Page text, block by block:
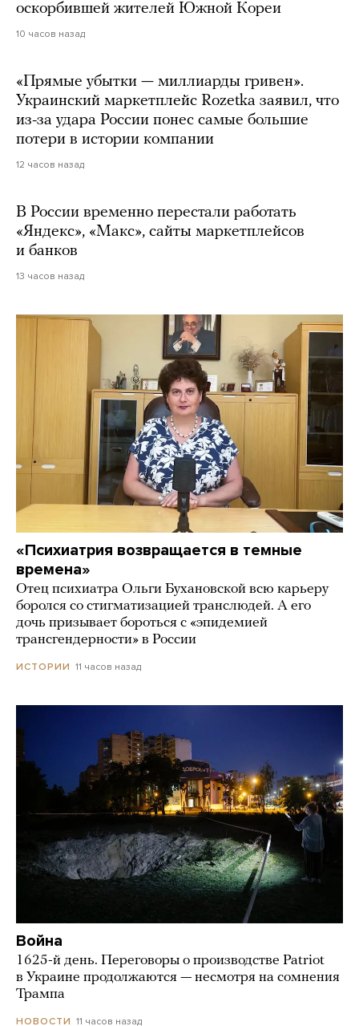
оскорбившей жителей Южной Кореи
10 часов назад
«Прямые убытки — миллиарды гривен».
Украинский маркетплейс Rozetka заявил, что
из-за удара России понес самые большие
потери в истории компании
12 часов назад
В России временно перестали работать
«Яндекс», «Макс», сайты маркетплейсов
и банков
13 часов назад
«Психиатрия возвращается в темные
времена»
Отец психиатра Ольги Бухановской всю карьеру
боролся со стигматизацией транслюдей. А его
дочь призывает бороться с «эпидемией
трансгендерности» в России
ИСТОРИИ 11 часов назад
Война
1625-й день. Переговоры о производстве Patriot
в Украине продолжаются — несмотря на сомнения
Трампа
НОВОСТИ 11 часов назад